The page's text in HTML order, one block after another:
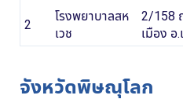
2
โรงพยาบาลสห
เวช
2/158
เมือง อ
จังหวัดพิษณุโลก